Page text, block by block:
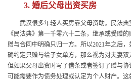
3. 婚后父母出资买房
武汉很多年轻人买房靠父母资助。民法
《民法典》第一千零六十二条，继承或受赠
赠与合同中明确只归一方。所以2021年之后
确约定只赠与给子女单方，那么视为对夫妻双
但如果父母出资时写了借条或者签订了赠与
可能需要作为债务处理或认定为个人财产。这